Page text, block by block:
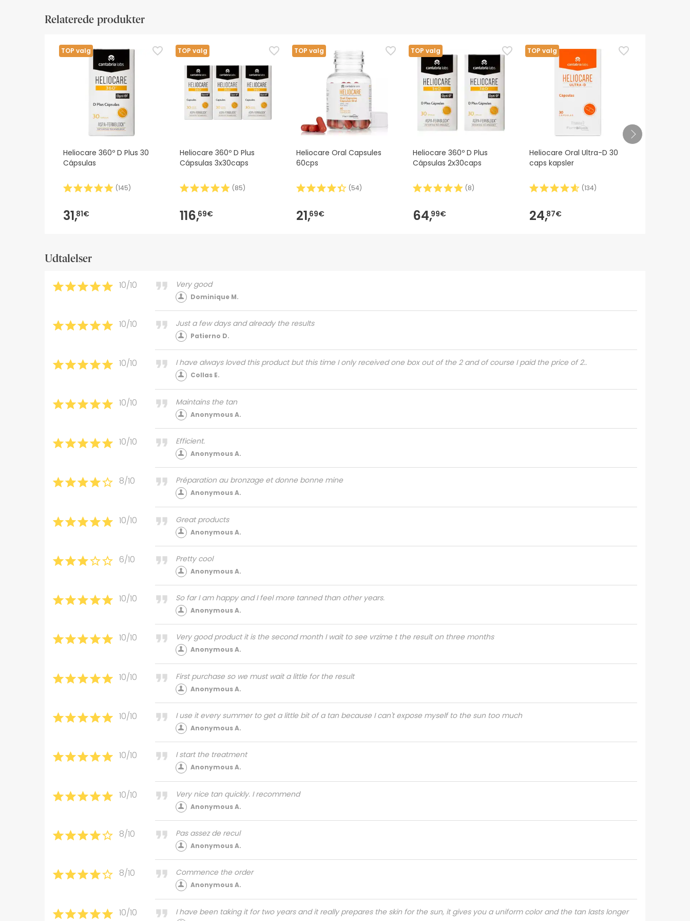
Information om etiketten
Kosttilskud bør ikke anvendes som erstatning for en afbalanceret og varieret kost samt en sund livsstil.
Opbevares utilgængeligt for små børn.
Overskrid ikke den anbefalede dosis.
Skal ikke indtages af gravide eller ammende kvinder, ammende mødre og børn under 14 år.
Skal ikke indtages, hvis der samme dag indtages andre kosttilskud, der indeholder astaxanthin-æster.
Kontakt lægen, hvis du lider af nogen leversygdom eller galdeblæreproblemer, eller hvis du tager medicin eller blodfortyndende midler.
Et overdreven forbrug kan have en afførende effekt.
Relaterede produkter
TOP valg
Heliocare 360º D Plus 30
Cápsulas
(145)
31,81€
TOP valg
Heliocare 360º D Plus
Cápsulas 3x30caps
(85)
116,69€
TOP valg
Heliocare Oral Capsules
60cps
(54)
21,69€
TOP valg
Heliocare 360º D Plus
Cápsulas 2x30caps
(8)
64,99€
TOP valg
Heliocare Oral Ultra-D 30
caps kapsler
(134)
24,87€
Udtalelser
10/10 Very good
Dominique M.
10/10 Just a few days and already the results
Patierno D.
10/10 I have always loved this product but this time I only received one box out of the 2 and of course I paid the price of 2..
Collas E.
10/10 Maintains the tan
Anonymous A.
10/10 Efficient.
Anonymous A.
8/10 Préparation au bronzage et donne bonne mine
Anonymous A.
10/10 Great products
Anonymous A.
6/10 Pretty cool
Anonymous A.
10/10 So far I am happy and I feel more tanned than other years.
Anonymous A.
10/10 Very good product it is the second month I wait to see vrzime t the result on three months
Anonymous A.
10/10 First purchase so we must wait a little for the result
Anonymous A.
10/10 I use it every summer to get a little bit of a tan because I can't expose myself to the sun too much
Anonymous A.
10/10 I start the treatment
Anonymous A.
10/10 Very nice tan quickly. I recommend
Anonymous A.
8/10 Pas assez de recul
Anonymous A.
8/10 Commence the order
Anonymous A.
10/10 I have been taking it for two years and it really prepares the skin for the sun, it gives you a uniform color and the tan lasts longer